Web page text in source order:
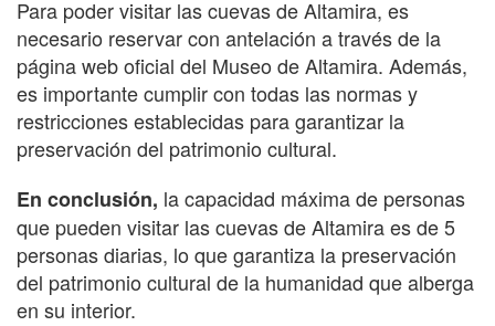
Para poder visitar las cuevas de Altamira, es
necesario reservar con antelación a través de la
página web oficial del Museo de Altamira. Además,
es importante cumplir con todas las normas y
restricciones establecidas para garantizar la
preservación del patrimonio cultural.
En conclusión, la capacidad máxima de personas
que pueden visitar las cuevas de Altamira es de 5
personas diarias, lo que garantiza la preservación
del patrimonio cultural de la humanidad que alberga
en su interior.